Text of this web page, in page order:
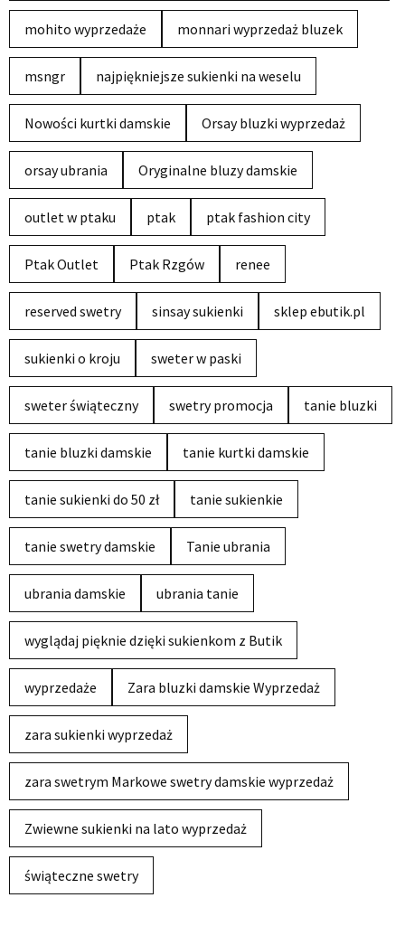
mohito wyprzedaże monnari wyprzedaż bluzek
msngr najpiękniejsze sukienki na weselu
Nowości kurtki damskie Orsay bluzki wyprzedaż
orsay ubrania Oryginalne bluzy damskie
outlet w ptaku ptak ptak fashion city
Ptak Outlet Ptak Rzgów renee
reserved swetry sinsay sukienki sklep ebutik.pl
sukienki o kroju sweter w paski
sweter świąteczny swetry promocja tanie bluzki
tanie bluzki damskie tanie kurtki damskie
tanie sukienki do 50 zł tanie sukienkie
tanie swetry damskie Tanie ubrania
ubrania damskie ubrania tanie
wyglądaj pięknie dzięki sukienkom z Butik
wyprzedaże Zara bluzki damskie Wyprzedaż
zara sukienki wyprzedaż
zara swetrym Markowe swetry damskie wyprzedaż
Zwiewne sukienki na lato wyprzedaż
świąteczne swetry